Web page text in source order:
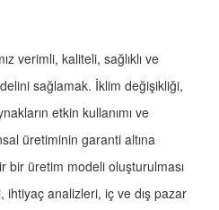
verimli, kaliteli, sağlıklı ve
sağlamak. İklim değişikliği,
etkin kullanımı ve
üretiminin garanti altına
bir üretim modeli oluşturulması
ihtiyaç analizleri, iç ve dış pazar